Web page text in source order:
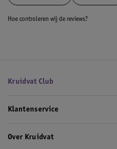
Hoe controleren wij de reviews?
Kruidvat Club
Klantenservice
Over Kruidvat